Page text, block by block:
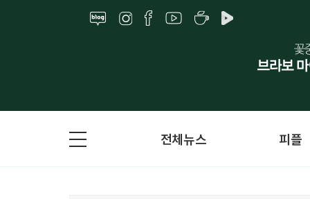
전체뉴스 피플